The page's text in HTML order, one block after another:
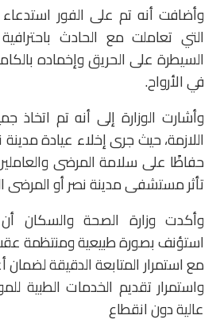
وأضافت أنه تم على الفور استدعاء
التي تعاملت مع الحادث
السيطرة على الحريق وإخماده
في الأرواح.
وأشارت الوزارة إلى أنه تم اتخاذ
اللازمة، حيث جرى إخلاء عيادة مدينة
حفاظًا على سلامة المرضى
تأثر مستشفى مدينة نصر أو المرضى
وأكدت وزارة الصحة والسكان أن
استؤنف بصورة طبيعية ومنتظمة عقب
مع استمرار المتابعة الدقيقة
واستمرار تقديم الخدمات الطبية
عالية دون انقطاع